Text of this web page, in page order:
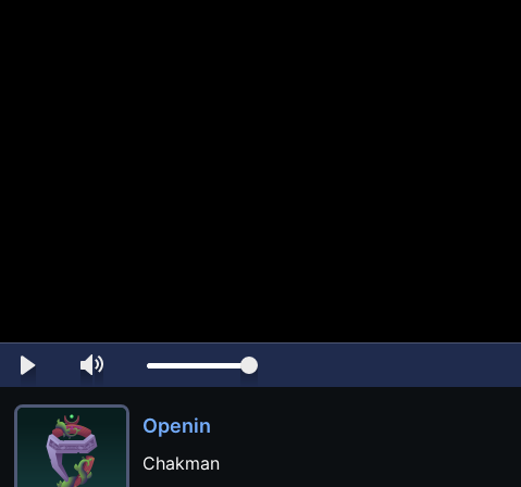
Openin
Chakman